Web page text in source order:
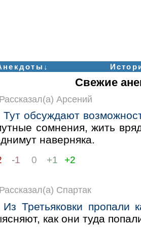
Свежие
Рассказал(а) Арсений
Тут обсуждают
сомнения, жить
наверняка.
-1 0 +1 +2
Рассказал(а) Спартак
Из Третьяковки пропали
как они туда